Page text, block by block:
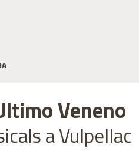
Veneno
a Vulpellac